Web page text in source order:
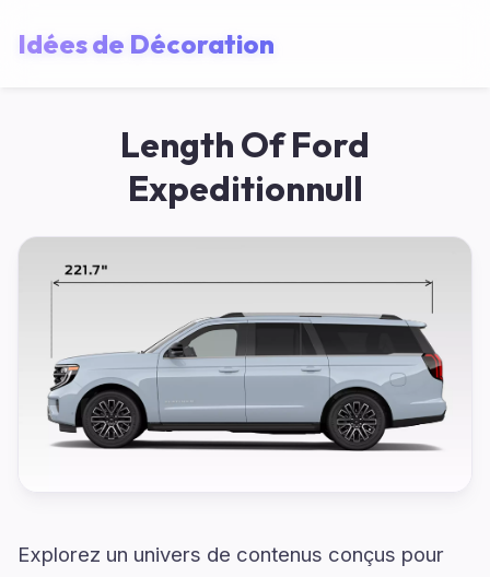
Idées de Décoration
Length Of Ford
Expeditionnull
Explorez un univers de contenus conçus pour